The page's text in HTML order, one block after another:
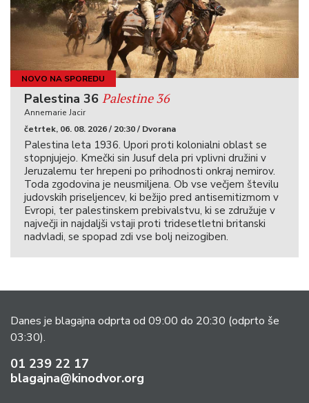
NOVO NA SPOREDU
Palestina 36 Palestine 36
Annemarie Jacir
četrtek, 06. 08. 2026 / 20:30 / Dvorana
Palestina leta 1936. Upori proti kolonialni oblast se
stopnjujejo. Kmečki sin Jusuf dela pri vplivni družini v
Jeruzalemu ter hrepeni po prihodnosti onkraj nemirov.
Toda zgodovina je neusmiljena. Ob vse večjem številu
judovskih priseljencev, ki bežijo pred antisemitizmom v
Evropi, ter palestinskem prebivalstvu, ki se združuje v
največji in najdaljši vstaji proti tridesetletni britanski
nadvladi, se spopad zdi vse bolj neizogiben.
Danes je blagajna odprta od 09:00 do 20:30 (odprto še
03:30).
01 239 22 17
blagajna@kinodvor.org